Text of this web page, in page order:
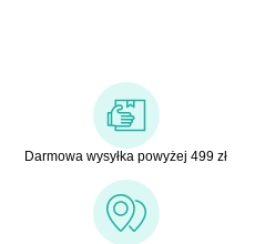
Darmowa wysyłka powyżej 499 zł